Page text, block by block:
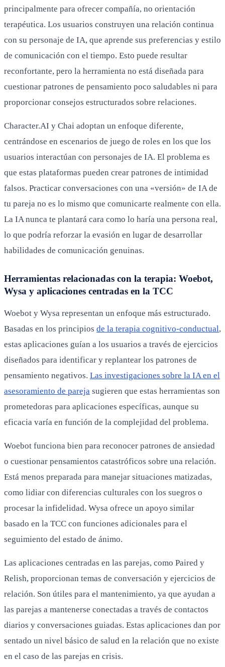
principalmente para ofrecer compañía, no orientación
terapéutica. Los usuarios construyen una relación continua
con su personaje de IA, que aprende sus preferencias y estilo
de comunicación con el tiempo. Esto puede resultar
reconfortante, pero la herramienta no está diseñada para
cuestionar patrones de pensamiento poco saludables ni para
proporcionar consejos estructurados sobre relaciones.
Character.AI y Chai adoptan un enfoque diferente,
centrándose en escenarios de juego de roles en los que los
usuarios interactúan con personajes de IA. El problema es
que estas plataformas pueden crear patrones de intimidad
falsos. Practicar conversaciones con una «versión» de IA de
tu pareja no es lo mismo que comunicarte realmente con ella.
La IA nunca te plantará cara como lo haría una persona real,
lo que podría reforzar la evasión en lugar de desarrollar
habilidades de comunicación genuinas.
Herramientas relacionadas con la terapia: Woebot,
Wysa y aplicaciones centradas en la TCC
Woebot y Wysa representan un enfoque más estructurado.
Basadas en los principios de la terapia cognitivo-conductual,
estas aplicaciones guían a los usuarios a través de ejercicios
diseñados para identificar y replantear los patrones de
pensamiento negativos. Las investigaciones sobre la IA en el
asesoramiento de pareja sugieren que estas herramientas son
prometedoras para aplicaciones específicas, aunque su
eficacia varía en función de la complejidad del problema.
Woebot funciona bien para reconocer patrones de ansiedad
o cuestionar pensamientos catastróficos sobre una relación.
Está menos preparada para manejar situaciones matizadas,
como lidiar con diferencias culturales con los suegros o
procesar la infidelidad. Wysa ofrece un apoyo similar
basado en la TCC con funciones adicionales para el
seguimiento del estado de ánimo.
Las aplicaciones centradas en las parejas, como Paired y
Relish, proporcionan temas de conversación y ejercicios de
relación. Son útiles para el mantenimiento, ya que ayudan a
las parejas a mantenerse conectadas a través de contactos
diarios y conversaciones guiadas. Estas aplicaciones dan por
sentado un nivel básico de salud en la relación que no existe
en el caso de las parejas en crisis.